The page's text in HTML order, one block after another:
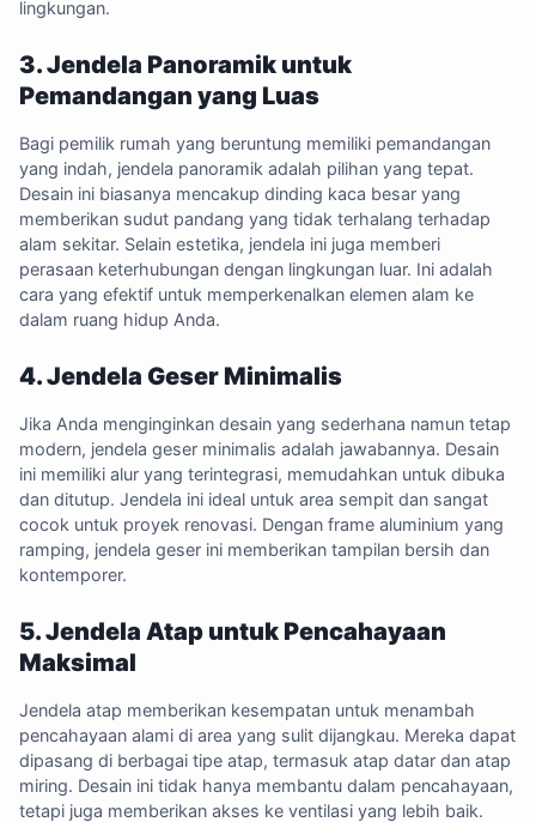
lingkungan.
3. Jendela Panoramik untuk
Pemandangan yang Luas
Bagi pemilik rumah yang beruntung memiliki pemandangan
yang indah, jendela panoramik adalah pilihan yang tepat.
Desain ini biasanya mencakup dinding kaca besar yang
memberikan sudut pandang yang tidak terhalang terhadap
alam sekitar. Selain estetika, jendela ini juga memberi
perasaan keterhubungan dengan lingkungan luar. Ini adalah
cara yang efektif untuk memperkenalkan elemen alam ke
dalam ruang hidup Anda.
4. Jendela Geser Minimalis
Jika Anda menginginkan desain yang sederhana namun tetap
modern, jendela geser minimalis adalah jawabannya. Desain
ini memiliki alur yang terintegrasi, memudahkan untuk dibuka
dan ditutup. Jendela ini ideal untuk area sempit dan sangat
cocok untuk proyek renovasi. Dengan frame aluminium yang
ramping, jendela geser ini memberikan tampilan bersih dan
kontemporer.
5. Jendela Atap untuk Pencahayaan
Maksimal
Jendela atap memberikan kesempatan untuk menambah
pencahayaan alami di area yang sulit dijangkau. Mereka dapat
dipasang di berbagai tipe atap, termasuk atap datar dan atap
miring. Desain ini tidak hanya membantu dalam pencahayaan,
tetapi juga memberikan akses ke ventilasi yang lebih baik.